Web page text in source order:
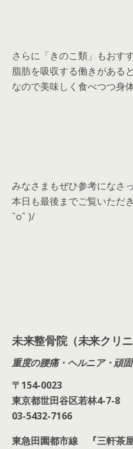
さらに「きのこ類」もおす
脂肪を吸収する働きがある
なので美味しく食べつつ身
みなさまもぜひ参考になさ
本日も最後までご覧いただ
ˆoˆ )/
未来整骨院（未来クリニ
重度の腰痛・ヘルニア・頑
〒 154-0023
東京都世田谷区若林4-7-8
03-5432-7166
東急田園都市線 『三軒茶